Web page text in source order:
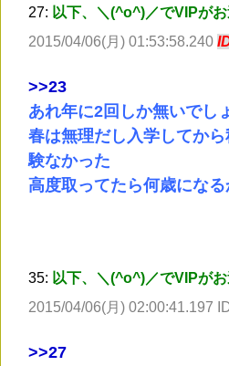
27: 以下、＼(^o^)／でVIPが
2015/04/06(月) 01:53:58.240
>>23
あれ年に2回しか無いでし
春は無理だし入学してか
験なかった
高度取ってたら何歳にな
35: 以下、＼(^o^)／でVIPが
2015/04/06(月) 02:00:41.197
>>27